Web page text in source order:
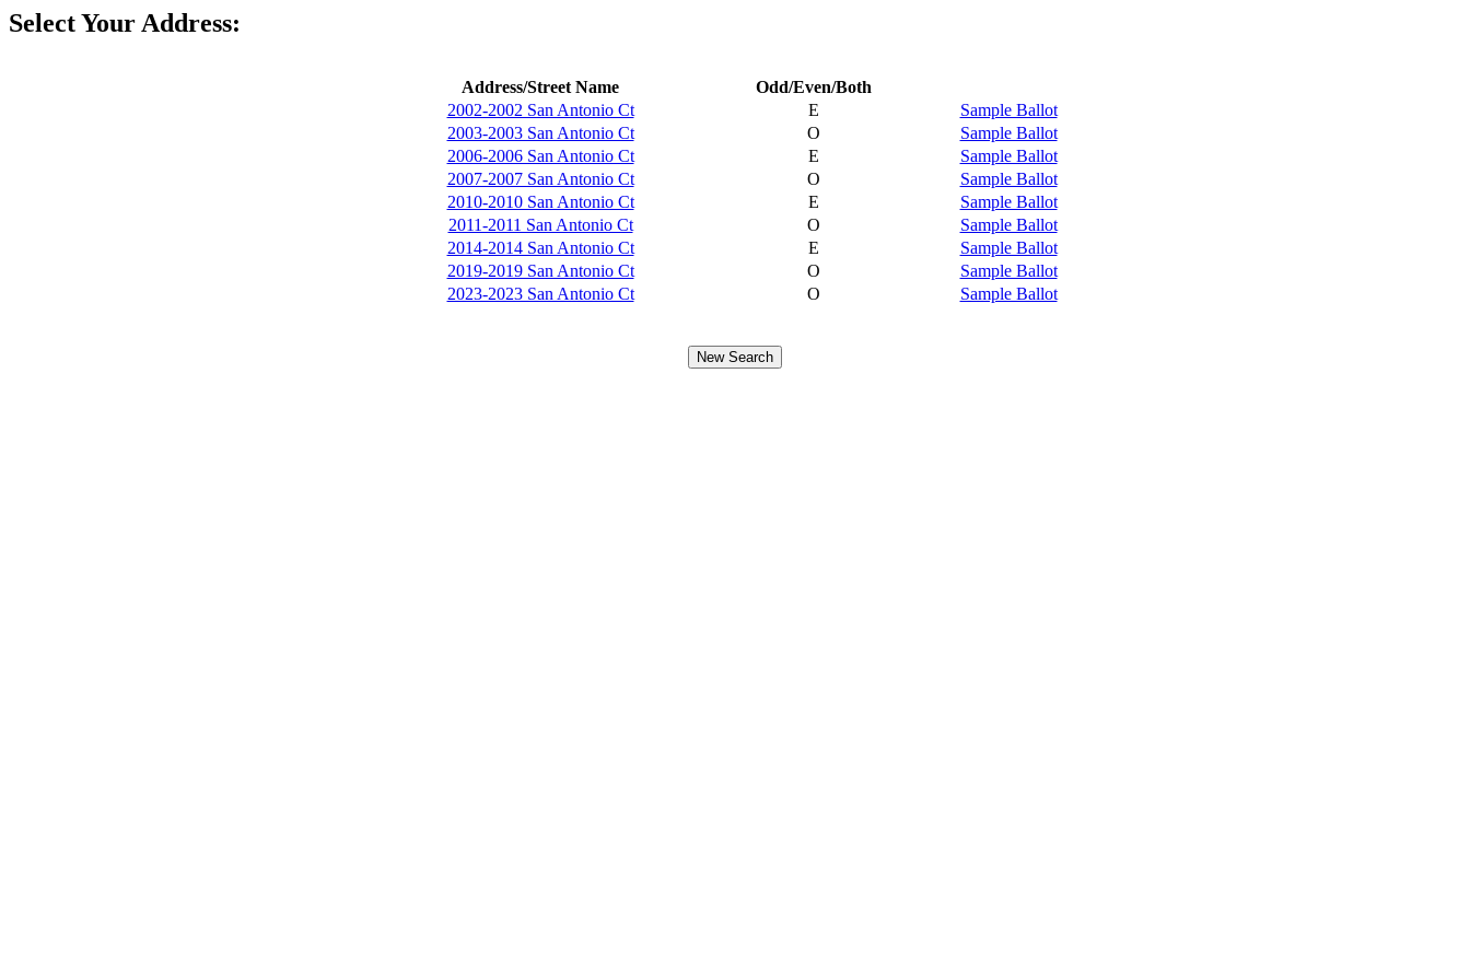
Select Your Address:
Address/Street Name
Odd/Even/Both
2002-2002 San Antonio Ct
E
Sample Ballot
2003-2003 San Antonio Ct
O
Sample Ballot
2006-2006 San Antonio Ct
E
Sample Ballot
2007-2007 San Antonio Ct
O
Sample Ballot
2010-2010 San Antonio Ct
E
Sample Ballot
2011-2011 San Antonio Ct
O
Sample Ballot
2014-2014 San Antonio Ct
E
Sample Ballot
2019-2019 San Antonio Ct
O
Sample Ballot
2023-2023 San Antonio Ct
O Sample Ballot